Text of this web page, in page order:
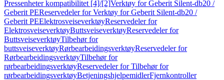
Pressenheter kompatibilitet [4]/[2]Verktøy for Geberit Silent-db20 /
Geberit PEReservedeler for Verktøy for Geberit Silent-db20 /
Geberit PEElektrosveiseverktøyReservedeler for
ElektrosveiseverktøyButtsveiseverktøyReservedeler for
ButtsveiseverktøyTilbehør for
buttsveiseverktøyRørbearbeidingsverktøyReservedeler for
RørbearbeidingsverktøyTilbehør for
rørbearbeidingsverktøyReservedeler for Tilbehør for
rørbearbeidingsverktøyBetjeningshjelpemidlerFjernkontroller